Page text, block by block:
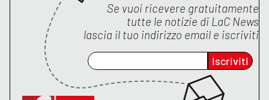
Se vuoi ricevere gratuitamente
tutte le notizie di LaC News
lascia il tuo indirizzo email e iscriviti
Iscriviti